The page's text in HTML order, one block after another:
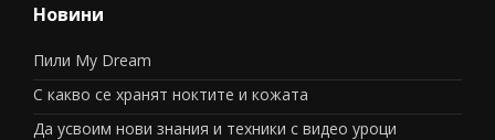
Новини
Пили My Dream
С какво се хранят ноктите и кожата
Да усвоим нови знания и техники с видео уроци